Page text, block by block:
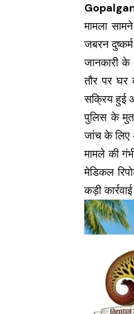
मामला
जबरन
जानकारी
तौर पर घर
सक्रिय हुई
पुलिस के
जांच के लिए
मामले की
मेडिकल
कड़ी